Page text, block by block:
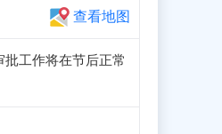
查看地图
工作将在节后正常